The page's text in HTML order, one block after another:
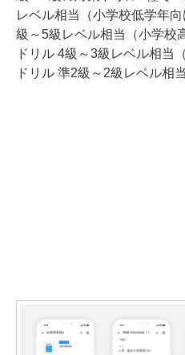
レベル相当（小学校低学年
級～5級レベル相当（小学校
ドリル 4級～3級レベル相当
ドリル 準2級～2級レベル相